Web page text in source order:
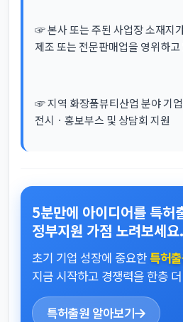
☞ 본사 또는 주된 사업장 소재지
제조 또는 전문판매업을 영위하고
☞ 지역 화장품뷰티산업 분야 기
전시ㆍ홍보부스 및 상담회 지원
5분만에 아이디어를 특허
정부지원 가점 노려보세요.
초기 기업 성장에 중요한특허
지금 시작하고 경쟁력을 한층
특허출원 알아보기